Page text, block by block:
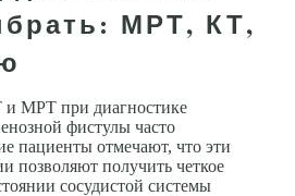
МРТ, КТ,
МРТ при диагностике
фистулы часто
пациенты отмечают, что эти
позволяют получить четкое
сосудистой системы